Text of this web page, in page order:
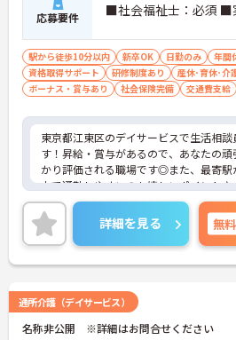
応募要件 ■社会福祉士：必須 ■
駅から徒歩10分以内 新卒OK 日勤のみ
年間
資格取得サポート
研修制度あり
産休･育休･介
ボーナス・賞与あり
社会保険完備 交通費支給
東京都江東区のデイサービスで生活相談
す！昇給・賞与があるので、あなたの頑
かり評価される職場です◎また、最寄駅
内で通勤しやすいのも嬉しいポイント♪
る方は、面接ポイントをお伝えしますの
にご連絡ください。
詳細を見る 無料
通所介護（デイサービス）
名称非公開 ※詳細はお問合せください